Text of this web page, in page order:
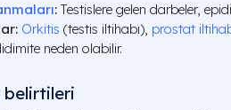
: Testislere gelen darbeler,
Orkitis (testis iltihabı), prostat
neden olabilir.
belirtileri